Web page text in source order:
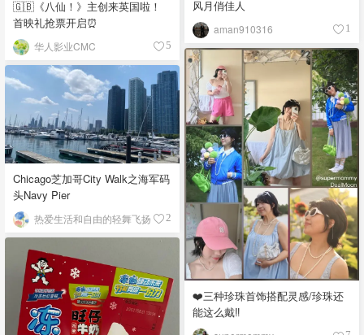
🇬🇧《八仙！》主创来英国啦！
首映礼抢票开启⏰
华人影业CMC 5
风月俏佳人
aman910316 1
❤️三种珍珠首饰搭配灵感/珍珠还
能这么戴‼️
Chicago芝加哥City Walk之海军码
头Navy Pier
热爱生活和自由的轻舞飞扬 2